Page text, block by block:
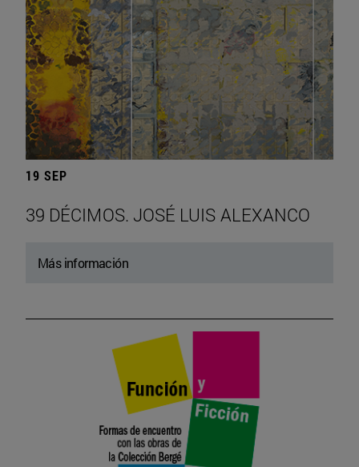
19 SEP
39 DÉCIMOS. JOSÉ LUIS ALEXANCO
Más información